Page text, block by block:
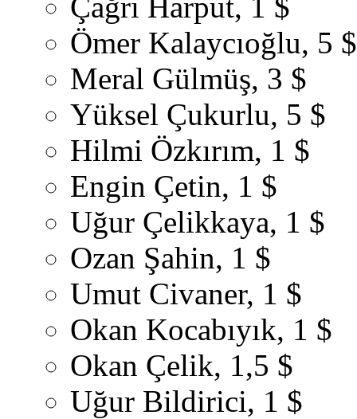
Ömer Kalaycıoğlu, 5 $
Meral Gülmüş, 3 $
Yüksel Çukurlu, 5 $
Hilmi Özkırım, 1 $
Engin Çetin, 1 $
Uğur Çelikkaya, 1 $
Ozan Şahin, 1 $
Umut Civaner, 1 $
Okan Kocabıyık, 1 $
Okan Çelik, 1,5 $
Uğur Bildirici, 1 $